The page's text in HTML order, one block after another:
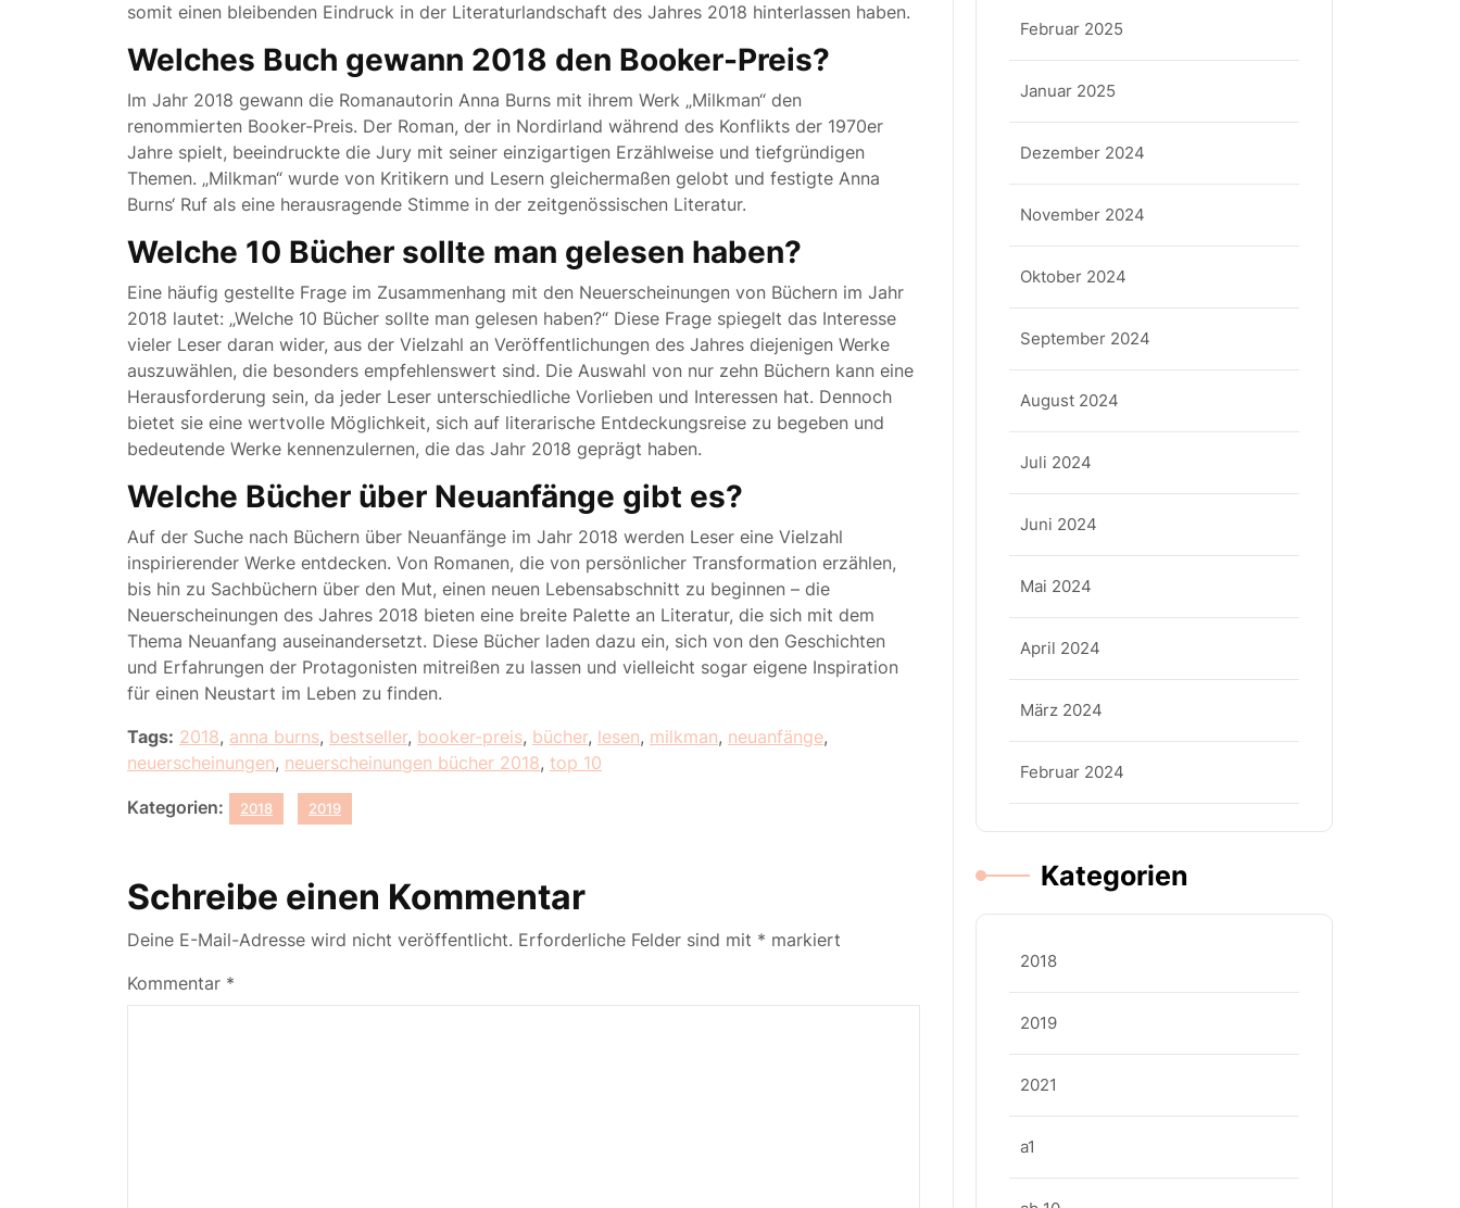
somit einen bleibenden Eindruck in der Literaturlandschaft des Jahres 2018 hinterlassen haben.
Welches Buch gewann 2018 den Booker-Preis?
Im Jahr 2018 gewann die Romanautorin Anna Burns mit ihrem Werk „Milkman“ den
renommierten Booker-Preis. Der Roman, der in Nordirland während des Konflikts der 1970er
Jahre spielt, beeindruckte die Jury mit seiner einzigartigen Erzählweise und tiefgründigen
Themen. „Milkman“ wurde von Kritikern und Lesern gleichermaßen gelobt und festigte Anna
Burns‘ Ruf als eine herausragende Stimme in der zeitgenössischen Literatur.
Welche 10 Bücher sollte man gelesen haben?
Eine häufig gestellte Frage im Zusammenhang mit den Neuerscheinungen von Büchern im Jahr
2018 lautet: „Welche 10 Bücher sollte man gelesen haben?“ Diese Frage spiegelt das Interesse
vieler Leser daran wider, aus der Vielzahl an Veröffentlichungen des Jahres diejenigen Werke
auszuwählen, die besonders empfehlenswert sind. Die Auswahl von nur zehn Büchern kann eine
Herausforderung sein, da jeder Leser unterschiedliche Vorlieben und Interessen hat. Dennoch
bietet sie eine wertvolle Möglichkeit, sich auf literarische Entdeckungsreise zu begeben und
bedeutende Werke kennenzulernen, die das Jahr 2018 geprägt haben.
Welche Bücher über Neuanfänge gibt es?
Auf der Suche nach Büchern über Neuanfänge im Jahr 2018 werden Leser eine Vielzahl
inspirierender Werke entdecken. Von Romanen, die von persönlicher Transformation erzählen,
bis hin zu Sachbüchern über den Mut, einen neuen Lebensabschnitt zu beginnen – die
Neuerscheinungen des Jahres 2018 bieten eine breite Palette an Literatur, die sich mit dem
Thema Neuanfang auseinandersetzt. Diese Bücher laden dazu ein, sich von den Geschichten
und Erfahrungen der Protagonisten mitreißen zu lassen und vielleicht sogar eigene Inspiration
für einen Neustart im Leben zu finden.
Tags: 2018, anna burns, bestseller, booker-preis, bücher, lesen, milkman, neuanfänge,
neuerscheinungen, neuerscheinungen bücher 2018, top 10
Kategorien: 2018 2019
Schreibe einen Kommentar
Deine E-Mail-Adresse wird nicht veröffentlicht. Erforderliche Felder sind mit * markiert
Kommentar *
Februar 2025
Januar 2025
Dezember 2024
November 2024
Oktober 2024
September 2024
August 2024
Juli 2024
Juni 2024
Mai 2024
April 2024
März 2024
Februar 2024
Kategorien
2018
2019
2021
a1